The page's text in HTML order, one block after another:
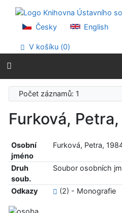
Přejít na menu
Prohlášení o webové
Česky English
V košíku (0)
Počet záznamů: 1
Furková,
Osobní
jméno
Furková, Petra,
Druh
soub.
Soubor osobních
Odkazy (2) - Monografie